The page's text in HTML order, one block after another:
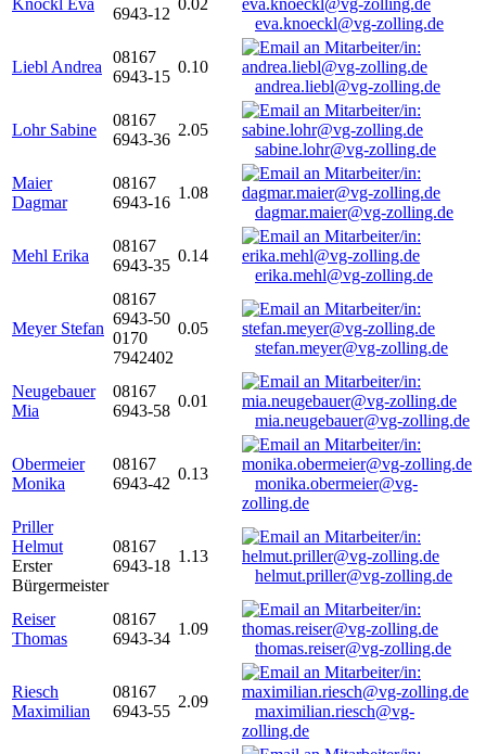
Knöckl Eva
6943-12
0.02
eva.knoeckl@vg-zolling.de
Liebl Andrea
08167
6943-15
0.10
andrea.liebl@vg-zolling.de
Lohr Sabine
08167
6943-36
2.05
sabine.lohr@vg-zolling.de
Maier
Dagmar
08167
6943-16
1.08
dagmar.maier@vg-zolling.de
Mehl Erika
08167
6943-35
0.14
erika.mehl@vg-zolling.de
Meyer Stefan
08167
6943-50
0170
7942402
0.05
stefan.meyer@vg-zolling.de
Neugebauer
Mia
08167
6943-58
0.01
mia.neugebauer@vg-zolling.de
Obermeier
Monika
08167
6943-42
0.13
monika.obermeier@vg-
zolling.de
Priller
Helmut
Erster
Bürgermeister
08167
6943-18
1.13
helmut.priller@vg-zolling.de
Reiser
Thomas
08167
6943-34
1.09
thomas.reiser@vg-zolling.de
Riesch
Maximilian
08167
6943-55
2.09
maximilian.riesch@vg-
zolling.de